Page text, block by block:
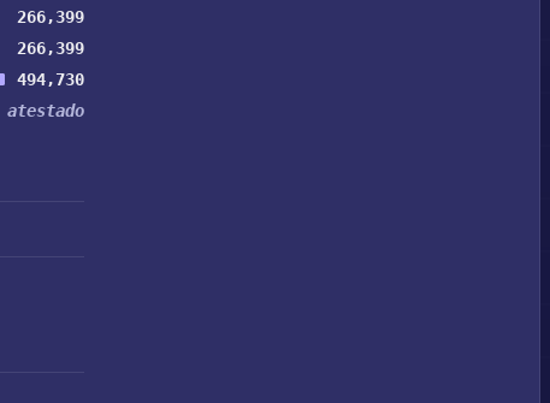
266,399
266,399
494,730
atestado